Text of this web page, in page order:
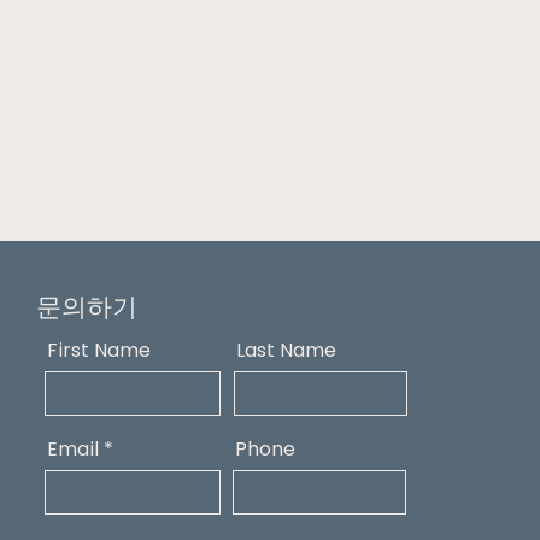
문의하기
First Name Last Name
Email Phone